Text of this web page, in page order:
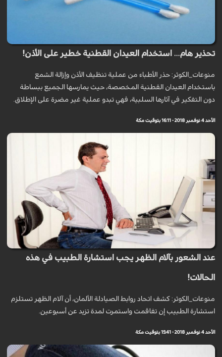
تحذير هام... استخدام العيدان القطنية خطير على الأذن!
منوعات_الكوثر: حذر الأطباء من عملية تنظيف الأذن وإزالة الشمع
باستخدام العيدان القطنية المخصصة، حيث يمارسها الجميع ببساطة
دون التفكير في آثارها السلبية، فهي تبدو عملية غير مضرة على الإطلاق.
الأحد 4 نوفمبر 2018 - 16:11 بتوقيت مكة
عند الشعور بآلام الظهر يجب استشارة الطبيب في هذه
الحالات!
منوعات_الكوثر: كشف اتحاد روابط الصيادلة الألمان‬، ‫أن آلام الظهر تستلزم
استشارة الطبيب إن تفاقمت واستمرت لمدة‬ ‫تزيد عن أسبوعين.‬
الأحد 4 نوفمبر 2018 - 15:41 بتوقيت مكة